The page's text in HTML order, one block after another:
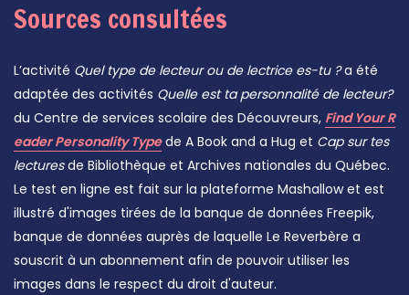
Sources consultées
L’activité Quel type de lecteur ou de lectrice es-tu ?a été
adaptée des activités Quelle est ta personnalité de lecteur?
du Centre de services scolaire des Découvreurs, Find Your R
eader Personality Typede A Book and a Hug et Cap sur tes
lecturesde Bibliothèque et Archives nationales du Québec.
Le test en ligne est fait sur la plateforme Mashallow et est
illustré d'images tirées de la banque de données Freepik,
banque de données auprès de laquelle Le Reverbère a
souscrit à un abonnement afin de pouvoir utiliser les
images dans le respect du droit d'auteur.